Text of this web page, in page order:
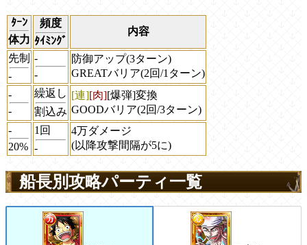
ﾀｰﾝ
体力
頻度
ﾀｲﾐﾝｸﾞ
内容
先制
-
-
-
防御アップ(3ターン)
GREATバリア(2回/1ターン)
-
-
繰返し
割込み
[連][肉][爆弾]変換
GOODバリア(2回/3ターン)
-
20%
1回
-
4万ダメージ
(以降攻撃間隔が5に)
船長別攻略パーティ一覧